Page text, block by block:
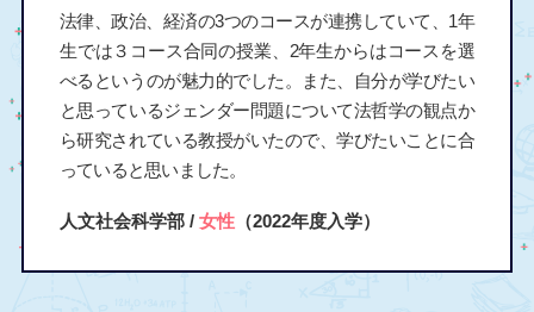
法律、政治、経済の3つのコースが連携していて、1年
生では３コース合同の授業、2年生からはコースを選
べるというのが魅力的でした。また、自分が学びたい
と思っているジェンダー問題について法哲学の観点か
ら研究されている教授がいたので、学びたいことに合
っていると思いました。
人文社会科学部 / 女性（2022年度入学）